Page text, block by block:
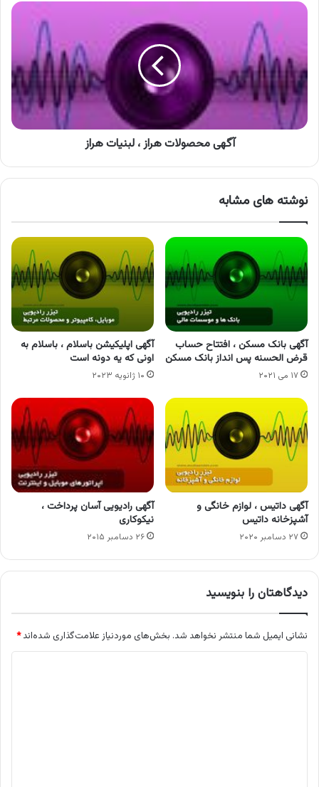
آگهی
محصولات
،
لبنیات
هراز
آگهی محصولات هراز ، لبنیات هراز
نوشته های مشابه
آگهی بانک مسکن ، افتتاح حساب
قرض الحسنه پس انداز بانک مسکن
۱۷ می ۲۰۲۱
آگهی اپلیکیشن باسلام ، باسلام به
اونی که یه دونه است
۱۰ ژانویه ۲۰۲۳
آگهی داتیس ، لوازم خانگی و
آشپزخانه داتیس
۲۷ دسامبر ۲۰۲۰
آگهی رادیویی آسان پرداخت ،
نیکوکاری
۲۶ دسامبر ۲۰۱۵
دیدگاهتان را بنویسید
نشانی ایمیل شما منتشر نخواهد شد. بخش‌های موردنیاز علامت‌گذاری شده‌اند*